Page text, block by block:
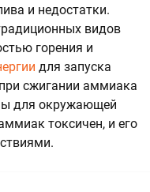
и недостатки.
видов
горения и
для запуска
сжигании аммиака
для окружающей
токсичен, и его